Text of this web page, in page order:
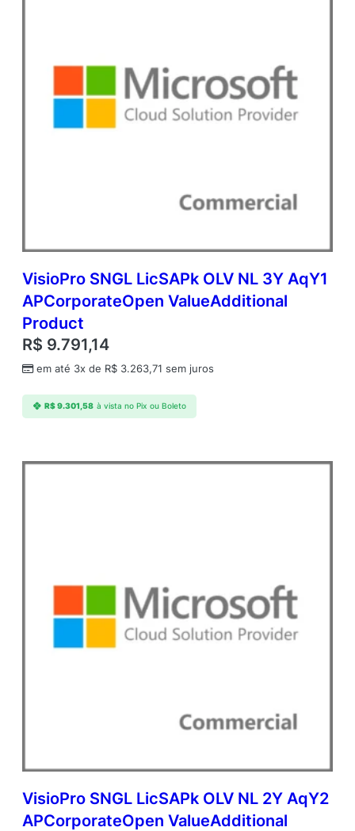
VisioPro SNGL LicSAPk OLV NL 3Y AqY1
APCorporateOpen ValueAdditional
Product
R$ 9.791,14
em até 3x de R$ 3.263,71 sem juros
R$9.301,58 à vista no Pix ou Boleto
VisioPro SNGL LicSAPk OLV NL 2Y AqY2
APCorporateOpen ValueAdditional